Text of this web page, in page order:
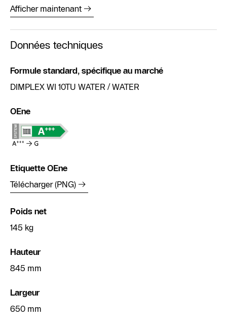
Afficher maintenant
Données techniques
Formule standard, spécifique au marché
DIMPLEX WI 10TU WATER / WATER
OEne
Etiquette OEne
Télécharger (PNG)
Poids net
145 kg
Hauteur
845 mm
Largeur
650 mm